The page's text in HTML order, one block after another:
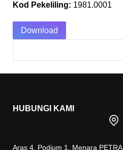
Kod Pekeliling: 1981.0001
Download
HUBUNGI KAMI
Aras 4, Podium 1, Menara PETRA